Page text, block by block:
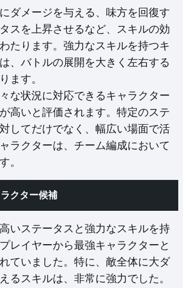
ダメージを与える、味方を回復す
スを上昇させるなど、スキルの効
たります。強力なスキルを持つキ
、バトルの展開を大きく左右する
ます。
々な状況に対応できるキャラクター
高いと評価されます。特定のステ
してだけでなく、幅広い場面で活
ラクターは、チーム編成において
。
クター候補
高いステータスと強力なスキルを持
レイヤーから最強キャラクターと
ていました。特に、敵全体に大ダ
るスキルは、非常に強力でした。